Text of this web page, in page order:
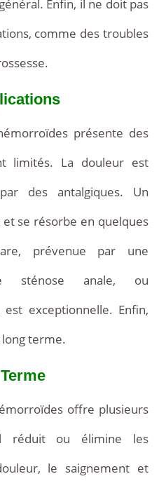
Enfin, il ne doit pas
comme des troubles
présente des
limités. La douleur est
des antalgiques. Un
se résorbe en quelques
prévenue par une
sténose anale, ou
exceptionnelle. Enfin,
terme.
offre plusieurs
réduit ou élimine les
le saignement et